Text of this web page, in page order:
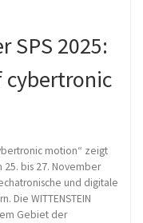
SPS 2025:
cybertronic
motion“ zeigt
25. bis 27. November
und digitale
Die WITTENSTEIN
Gebiet der